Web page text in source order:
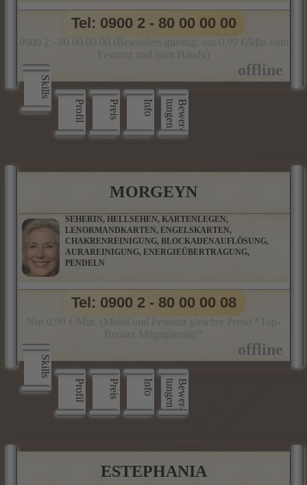
Skills
Profil
Preis Info B
e
w
e
r
­
t
u
n
g
e
n
Tel: 0900 2 - 80 00 00 00
MORGEYN
SEHERIN, HELLSEHEN, KARTENLEGEN,
LENORMANDKARTEN, ENGELSKARTEN,
CHAKRENREINIGUNG, BLOCKADENAUFLÖSUNG,
AURAREINIGUNG, ENERGIEÜBERTRAGUNG,
PENDELN
Skills
Profil
Preis Info B
e
w
e
r
­
t
u
n
g
e
n
Tel: 0900 2 - 80 00 00 08
ESTEPHANIA